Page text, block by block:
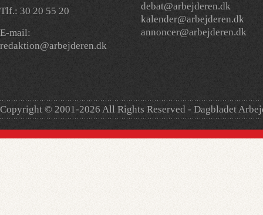
Tlf.: 30 20 55 20
E-mail:
redaktion@arbejderen.dk
debat@arbejderen.dk
kalender@arbejderen.dk
annoncer@arbejderen.dk
Copyright © 2001-2026 All Rights Reserved - Dagbladet